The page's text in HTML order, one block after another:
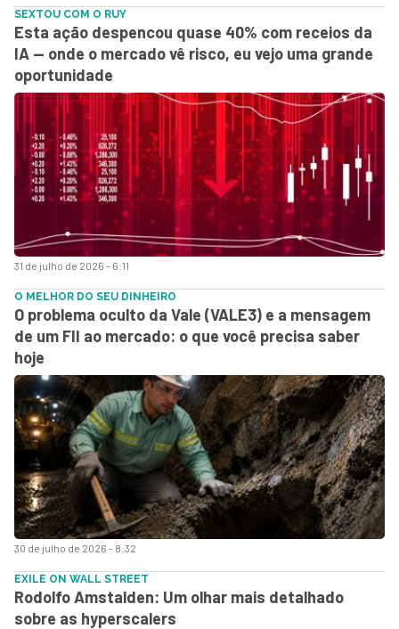
31 de julho de 2026 - 6:11
SEXTOU COM O RUY
Esta ação despencou quase 40% com receios da
IA — onde o mercado vê risco, eu vejo uma grande
oportunidade
30 de julho de 2026 - 8:32
O MELHOR DO SEU DINHEIRO
O problema oculto da Vale (VALE3) e a mensagem
de um FII ao mercado: o que você precisa saber
hoje
EXILE ON WALL STREET
Rodolfo Amstalden: Um olhar mais detalhado
sobre as hyperscalers